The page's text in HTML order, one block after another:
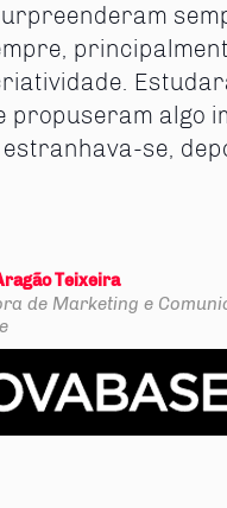
propuseram algo
estranhava-se,
Teixeira
de Marketing e